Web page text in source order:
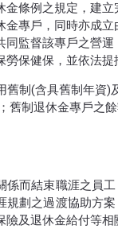
金條例之規定，建
金專戶，同時亦成
同監督該專戶之營運
保健保，並依法提
舊制(含具舊制年資)
舊制退休金專戶之
係而結束職涯之員
劃之過渡協助方案
及退休金給付等相